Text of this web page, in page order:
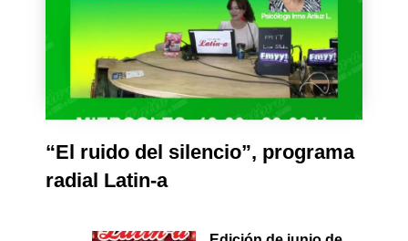
“El ruido del silencio”, programa
radial Latin-a